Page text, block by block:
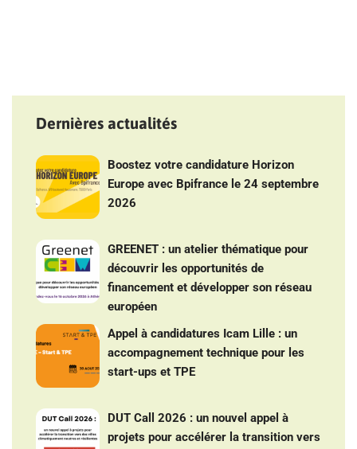
Dernières actualités
Boostez votre candidature Horizon
Europe avec Bpifrance le 24 septembre
2026
GREENET : un atelier thématique pour
découvrir les opportunités de
financement et développer son réseau
européen
Appel à candidatures Icam Lille : un
accompagnement technique pour les
start-ups et TPE
DUT Call 2026 : un nouvel appel à
projets pour accélérer la transition vers